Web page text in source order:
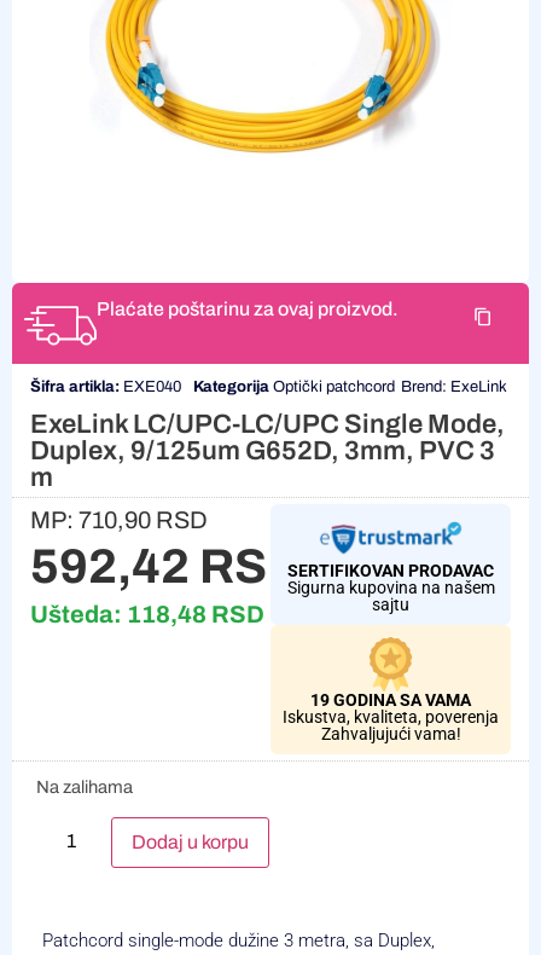
Plaćate poštarinu za ovaj proizvod.
Šifra artikla: EXE040 Kategorija Optički patchcord Brend: ExeLink
ExeLink LC/UPC-LC/UPC Single Mode,
Duplex, 9/125um G652D, 3mm, PVC 3
m
MP: 710,90 RSD
592,42 RSD
Ušteda: 118,48 RSD
SERTIFIKOVAN PRODAVAC
Sigurna kupovina na našem
sajtu
19 GODINA SA VAMA
Iskustva, kvaliteta, poverenja
Zahvaljujući vama!
Na zalihama
Dodaj u korpu
Patchcord single-mode dužine 3 metra, sa Duplex,